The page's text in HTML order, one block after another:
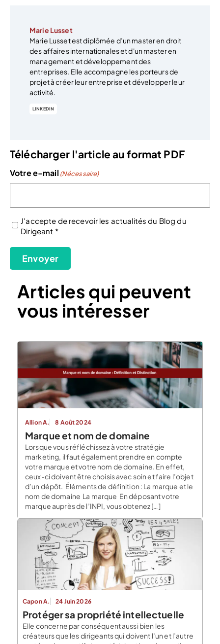
Marie Lusset
Marie Lusset est diplômée d’un master en droit
des affaires internationales et d'un master en
management et développement des
entreprises. Elle accompagne les porteurs de
projet à créer leur entreprise et développer leur
activité.
LINKEDIN
Télécharger l'article au format PDF
Votre e-mail (Nécessaire)
(Nécessaire)
J'accepte de recevoir les actualités du Blog du
Dirigeant *
Envoyer
Articles qui peuvent
vous intéresser
Allion A. 8 Août 2024
Marque et nom de domaine
Lorsque vous réfléchissez à votre stratégie
marketing, il faut également prendre en compte
votre marque et votre nom de domaine. En effet,
ceux-ci doivent être choisis avec soin et faire l’objet
d’un dépôt. Éléments de définition : La marque et le
nom de domaine La marque En déposant votre
marque auprès de l’INPI, vous obtenez […]
Capon A. 24 Juin 2026
Protéger sa propriété intellectuelle
Elle concerne par conséquent aussi bien les
créateurs que les dirigeants qui doivent l’un et l’autre